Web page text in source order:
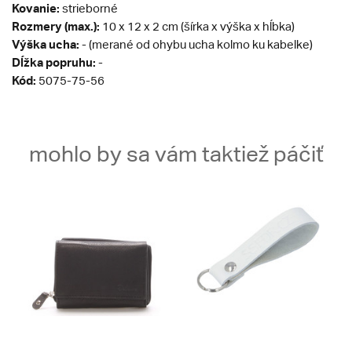
Kovanie: strieborné
Rozmery (max.): 10 x 12 x 2 cm (šírka x výška x hĺbka)
Výška ucha: - (merané od ohybu ucha kolmo ku kabelke)
Dĺžka popruhu: -
Kód: 5075-75-56
mohlo by sa vám taktiež páčiť